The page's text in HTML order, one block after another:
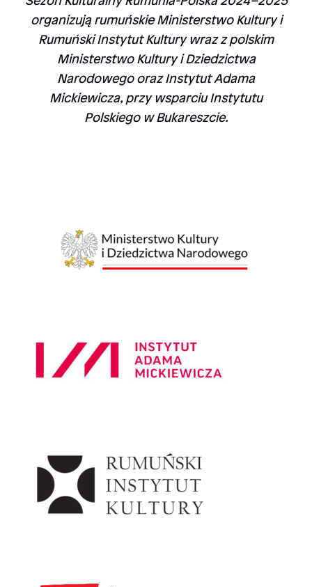
organizują rumuńskie Ministerstwo Kultury i
Rumuński Instytut Kultury wraz z polskim
Ministerstwo Kultury i Dziedzictwa
Narodowego oraz Instytut Adama
Mickiewicza, przy wsparciu Instytutu
Polskiego w Bukareszcie.